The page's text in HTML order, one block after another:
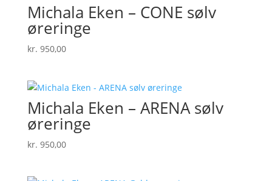
Michala Eken – CONE sølv
øreringe
kr. 950,00
Michala Eken – ARENA sølv
øreringe
kr. 950,00